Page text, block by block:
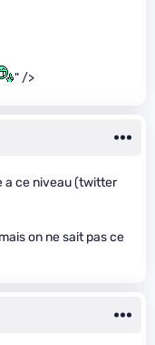
" />
a ce niveau (twitter
on ne sait pas ce